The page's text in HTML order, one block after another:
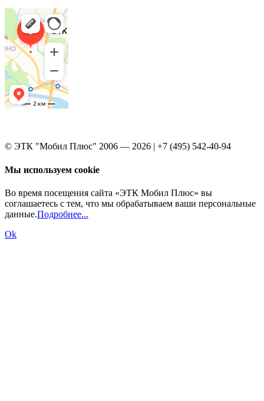
© ЭТК "Мобил Плюс" 2006 — 2026 | +7 (495) 542-40-94
Мы используем cookie
Во время посещения сайта «ЭТК Мобил Плюс» вы
соглашаетесь с тем, что мы обрабатываем ваши персональные
данные.Подробнее...
Ok